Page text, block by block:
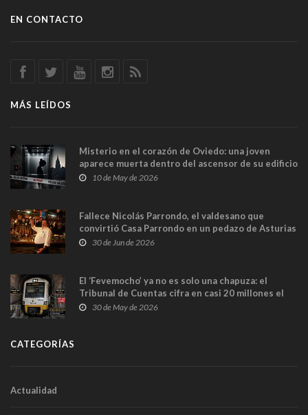
EN CONTACTO
MÁS LEÍDOS
Misterio en el corazón de Oviedo: una joven
aparece muerta dentro del ascensor de su edificio
y las cámaras captan sus últimos minutos
10 de May de 2026
Fallece Nicolás Parrondo, el valdesano que
convirtió Casa Parrondo en un pedazo de Asturias
en Madrid
30 de Jun de 2026
El ‘Fevemocho’ ya no es solo una chapuza: el
Tribunal de Cuentas cifra en casi 20 millones el
sobrecoste de los trenes que no cabían por los
30 de May de 2026
CATEGORÍAS
Actualidad